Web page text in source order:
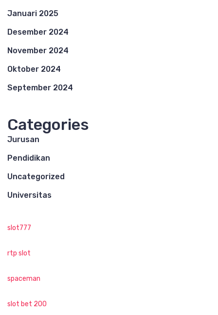
Januari 2025
Desember 2024
November 2024
Oktober 2024
September 2024
Categories
Jurusan
Pendidikan
Uncategorized
Universitas
slot777
rtp slot
spaceman
slot bet 200